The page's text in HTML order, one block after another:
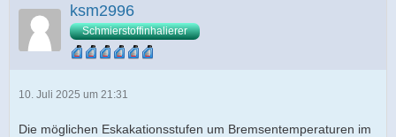
ksm2996
Schmierstoffinhalierer
10. Juli 2025 um 21:31
Die möglichen Eskakationsstufen um Bremsentemperaturen im